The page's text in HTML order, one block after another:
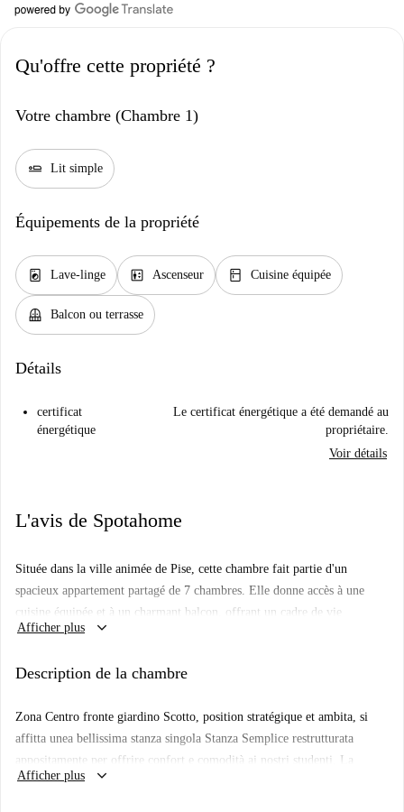
Qu'offre cette propriété ?
Votre chambre (Chambre 1)
airline_seat_flat Lit simple
Équipements de la propriété
local_laundry_service Lave-linge elevator Ascenseur kitchen Cuisine équipée
balcony Balcon ou terrasse
Détails
certificat
énergétique
Le certificat énergétique a été demandé au
propriétaire.
Voir détails
L'avis de Spotahome
Située dans la ville animée de Pise, cette chambre fait partie d'un
spacieux appartement partagé de 7 chambres. Elle donne accès à une
cuisine équipée et à un charmant balcon, offrant un cadre de vie
confortable. L'électricité, l'eau, le gaz, le chauffage et le Wi-Fi sont
Fi, vous resterez connecté sans souci. Tous les propriétaires référencés
une expérience de location optimale.
Située à Pise, cette chambre se trouve à proximité de nombreux sites
touristiques et monuments importants. Vous trouverez notamment la
Afficher plus keyboard_arrow_down
Description de la chambre
Zona Centro fronte giardino Scotto, position stratégique et ambita, si
affitta unea bellissima stanza singola Stanza Semplice restrutturata
appositamente per offrire confort e comodità ai nostri studenti. La
strophe est une dotata di letto singolo, armadio 3 ante, écrit avec
Afficher plus keyboard_arrow_down